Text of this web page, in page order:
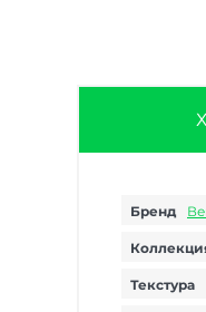
Бренд
Текстура